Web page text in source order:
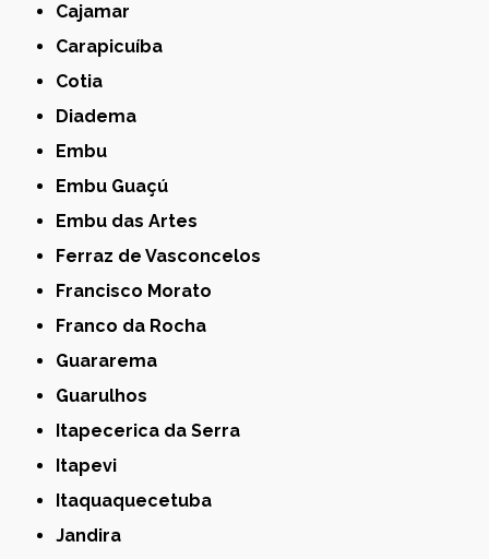
Cajamar
Carapicuíba
Cotia
Diadema
Embu
Embu Guaçú
Embu das Artes
Ferraz de Vasconcelos
Francisco Morato
Franco da Rocha
Guararema
Guarulhos
Itapecerica da Serra
Itapevi
Itaquaquecetuba
Jandira